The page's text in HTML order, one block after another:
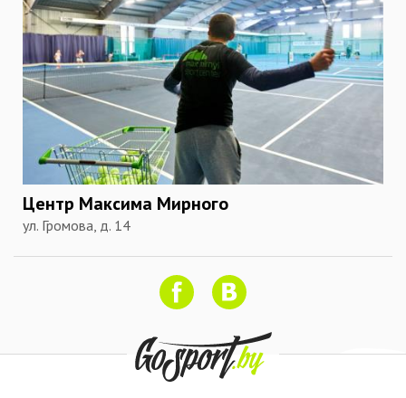
Центр Максима Мирного
ул. Громова, д. 14